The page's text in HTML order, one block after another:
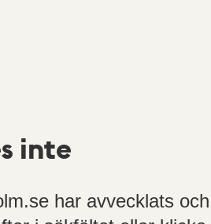
inte
har avvecklats